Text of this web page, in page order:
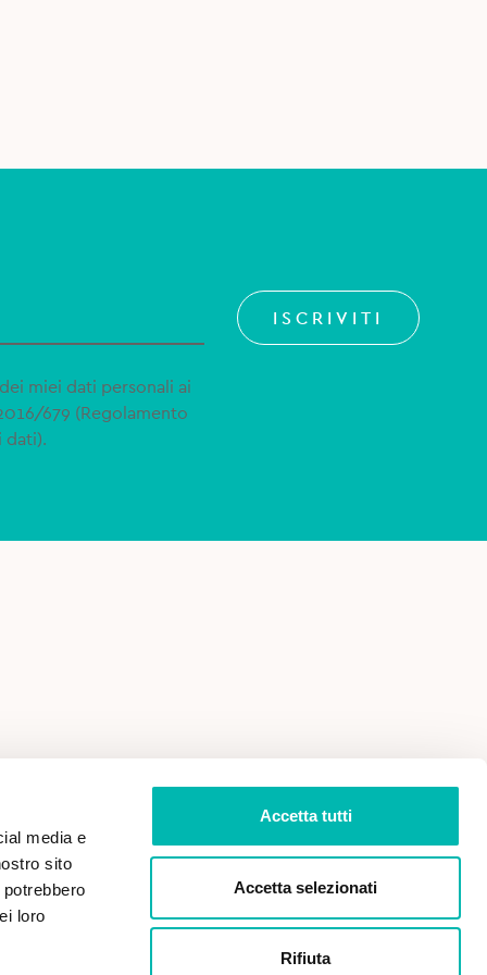
media e
sito
loro
Accetta tutti
Accetta selezionati
Rifiuta
miei dati personali ai
679 (Regolamento
dati).
ISCRIVITI